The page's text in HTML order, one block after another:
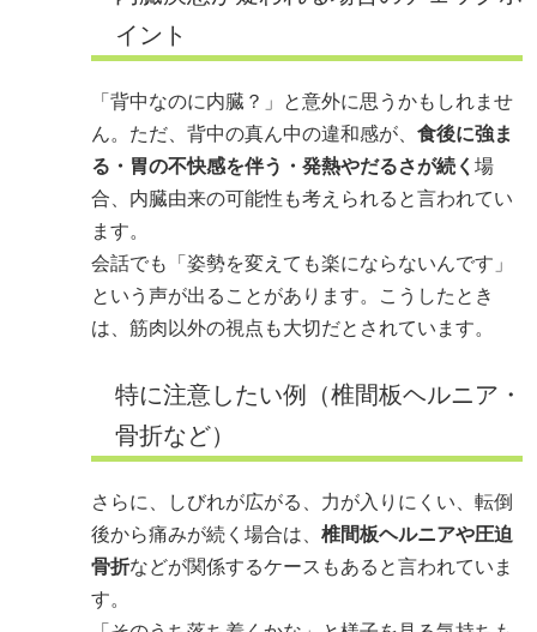
イント
「背中なのに内臓？」と意外に思うかもしれませ
ん。ただ、背中の真ん中の違和感が、 食後に強ま
る・胃の不快感を伴う・発熱やだるさが続く 場
合、内臓由来の可能性も考えられると言われてい
ます。
会話でも「姿勢を変えても楽にならないんです」
という声が出ることがあります。こうしたとき
は、筋肉以外の視点も大切だとされています。
特に注意したい例（椎間板ヘルニア・
骨折など）
さらに、しびれが広がる、力が入りにくい、転倒
後から痛みが続く場合は、 椎間板ヘルニアや圧迫
骨折などが関係するケースもあると言われていま
す。